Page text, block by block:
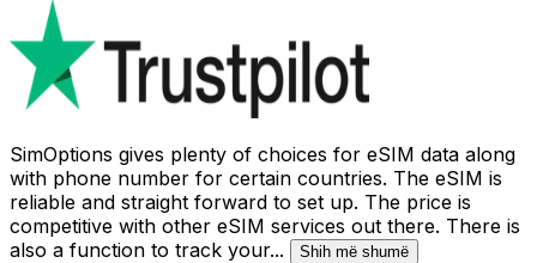
SimOptions gives plenty of choices for eSIM data along
with phone number for certain countries. The eSIM is
reliable and straight forward to set up. The price is
competitive with other eSIM services out there. There is
also a function to track your... Shih më shumë